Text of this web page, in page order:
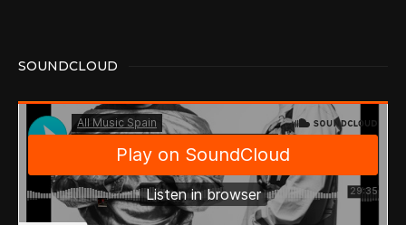
SOUNDCLOUD